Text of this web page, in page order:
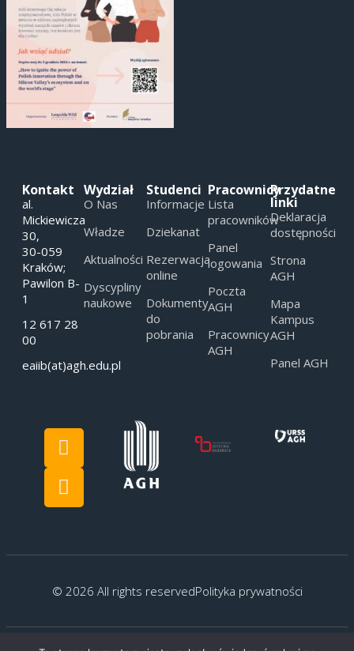
Kontakt
al.
Mickiewicza
30,
30-059
Kraków;
Pawilon B-
1
12 617 28
00
eaiib(at)agh.edu.pl
Wydział
O Nas
Władze
Aktualności
Dyscypliny
naukowe
Studenci
Informacje
Dziekanat
Rezerwacja
online
Dokumenty
do
pobrania
Pracownicy
Lista
pracowników
Panel
logowania
Poczta
AGH
Pracownicy
AGH
Przydatne
linki
Deklaracja
dostępności
Strona
AGH
Mapa
Kampus
AGH
Panel AGH
© 2026 All rights reservedPolityka prywatności